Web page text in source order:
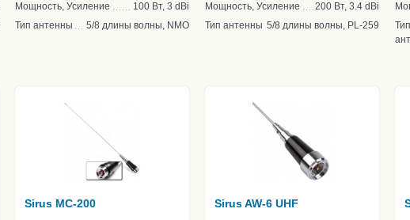
Мощность, Усиление
100 Вт, 3 dBi
Тип антенны
5/8 длины волны, NMO
Мощность, Усиление
200 Вт, 3.4 dBi
Тип антенны 5/8 длины волны, PL-259
Тип
Sirus MC-200 Sirus AW-6 UHF